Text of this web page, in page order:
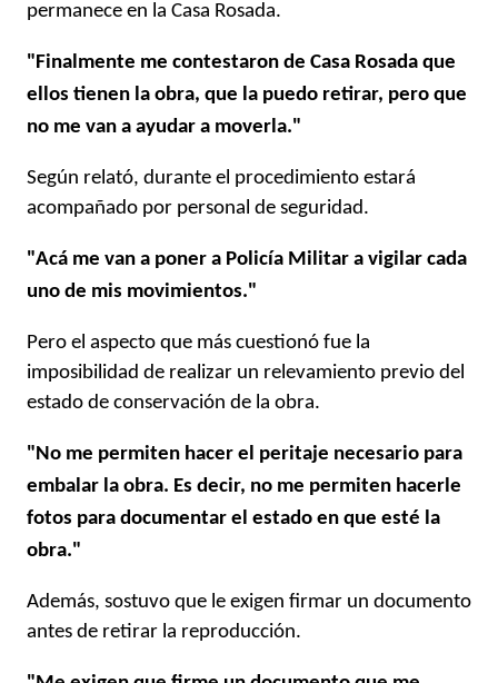
permanece en la Casa Rosada.
"Finalmente me contestaron de Casa Rosada que
ellos tienen la obra, que la puedo retirar, pero que
no me van a ayudar a moverla."
Según relató, durante el procedimiento estará
acompañado por personal de seguridad.
"Acá me van a poner a Policía Militar a vigilar cada
uno de mis movimientos."
Pero el aspecto que más cuestionó fue la
imposibilidad de realizar un relevamiento previo del
estado de conservación de la obra.
"No me permiten hacer el peritaje necesario para
embalar la obra. Es decir, no me permiten hacerle
fotos para documentar el estado en que esté la
obra."
Además, sostuvo que le exigen firmar un documento
antes de retirar la reproducción.